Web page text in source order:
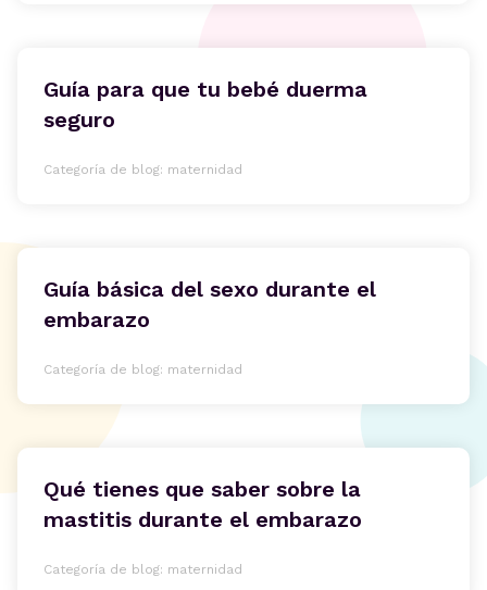
Guía para que tu bebé duerma
seguro
Categoría de blog: maternidad
Guía básica del sexo durante el
embarazo
Categoría de blog: maternidad
Qué tienes que saber sobre la
mastitis durante el embarazo
Categoría de blog: maternidad